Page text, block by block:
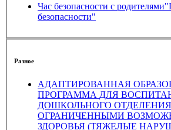
Час безопасности с
безопасности"
Разное
АДАПТИРОВАННАЯ
ПРОГРАММА ДЛЯ ВОСПИТАННИЦЫ
ДОШКОЛЬНОГО
ОГРАНИЧЕННЫМИ
ЗДОРОВЬЯ (ТЯЖЕЛЫЕ